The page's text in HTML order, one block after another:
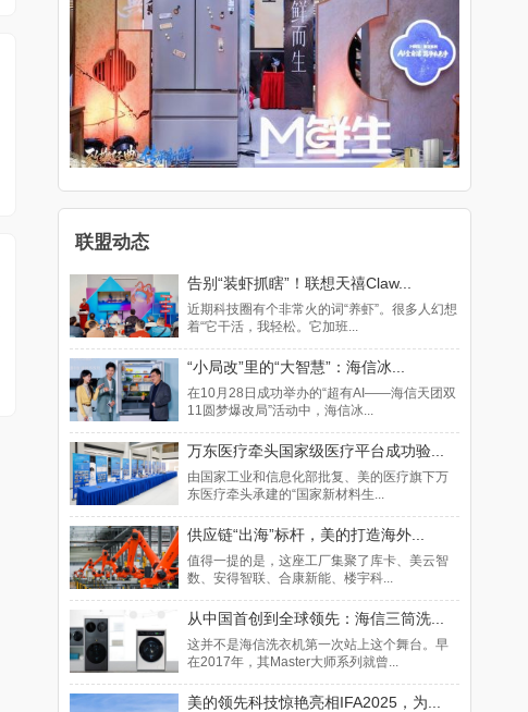
联盟动态
告别“装虾抓瞎”！联想天禧Claw...
近期科技圈有个非常火的词“养虾”。很多人幻想
着“它干活，我轻松。它加班...
“小局改”里的“大智慧”：海信冰...
在10月28日成功举办的“超有AI——海信天团双
11圆梦爆改局”活动中，海信冰...
万东医疗牵头国家级医疗平台成功验...
由国家工业和信息化部批复、美的医疗旗下万
东医疗牵头承建的“国家新材料生...
供应链“出海”标杆，美的打造海外...
值得一提的是，这座工厂集聚了库卡、美云智
数、安得智联、合康新能、楼宇科...
从中国首创到全球领先：海信三筒洗...
这并不是海信洗衣机第一次站上这个舞台。早
在2017年，其Master大师系列就曾...
美的领先科技惊艳亮相IFA2025，为...